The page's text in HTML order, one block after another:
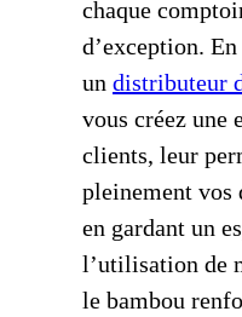
chaque
d’exception.
un distributeur
vous créez une
clients, leur
pleinement vos
en gardant un
l’utilisation de
le bambou